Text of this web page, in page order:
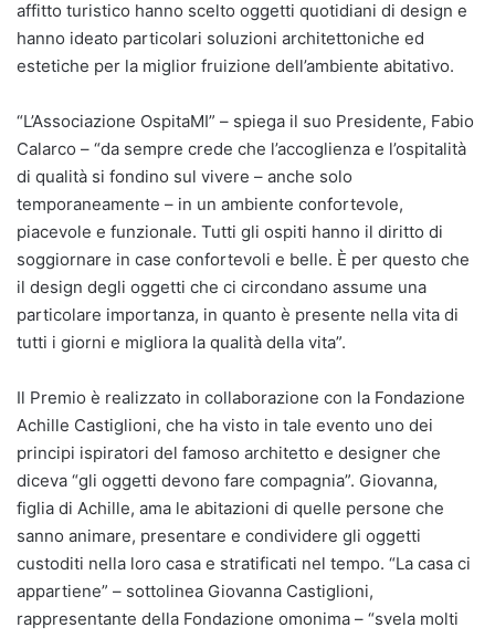
affitto turistico hanno scelto oggetti quotidiani di design e
hanno ideato particolari soluzioni architettoniche ed
estetiche per la miglior fruizione dell’ambiente abitativo.
“L’Associazione OspitaMI” – spiega il suo Presidente, Fabio
Calarco – “da sempre crede che l’accoglienza e l’ospitalità
di qualità si fondino sul vivere – anche solo
temporaneamente – in un ambiente confortevole,
piacevole e funzionale. Tutti gli ospiti hanno il diritto di
soggiornare in case confortevoli e belle. È per questo che
il design degli oggetti che ci circondano assume una
particolare importanza, in quanto è presente nella vita di
tutti i giorni e migliora la qualità della vita”.
Il Premio è realizzato in collaborazione con la Fondazione
Achille Castiglioni, che ha visto in tale evento uno dei
principi ispiratori del famoso architetto e designer che
diceva “gli oggetti devono fare compagnia”. Giovanna,
figlia di Achille, ama le abitazioni di quelle persone che
sanno animare, presentare e condividere gli oggetti
custoditi nella loro casa e stratificati nel tempo. “La casa ci
appartiene” – sottolinea Giovanna Castiglioni,
rappresentante della Fondazione omonima – “svela molti